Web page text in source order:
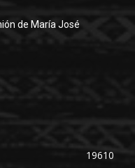
de María José
19610